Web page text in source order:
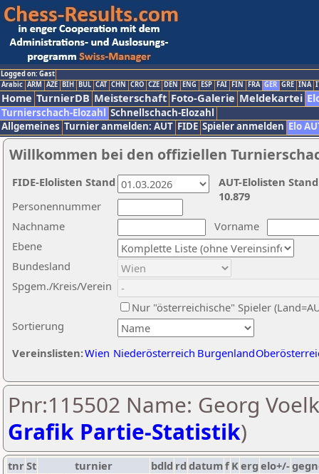
Logged on: Gast
Arabic ARM AZE BIH BUL CAT CHN CRO CZE DEN ENG ESP FAI FIN FRA GER GRE INA
Home TurnierDB Meisterschaft Foto-Galerie Meldekartei
Turnierschach-Elozahl Schnellschach-Elozahl
Allgemeines Turnier anmelden: AUT FIDE Spieler anmelden Elo
Willkommen bei den offiziellen
Nachname
Vorname
Ebene
Sortierung
Personennummer
Bundesland
Spgem./Kreis/Verein
Nur "österreichische" Spieler
Vereinslisten:Wien Niederösterreich Burgenland
AUT-Elolisten
10.879
FIDE-Elolisten Stand
Pnr:115502 Name: Georg
Grafik Partie-Statistik)
tnrSt turnier bdld rd datumf Kerg elo+/-